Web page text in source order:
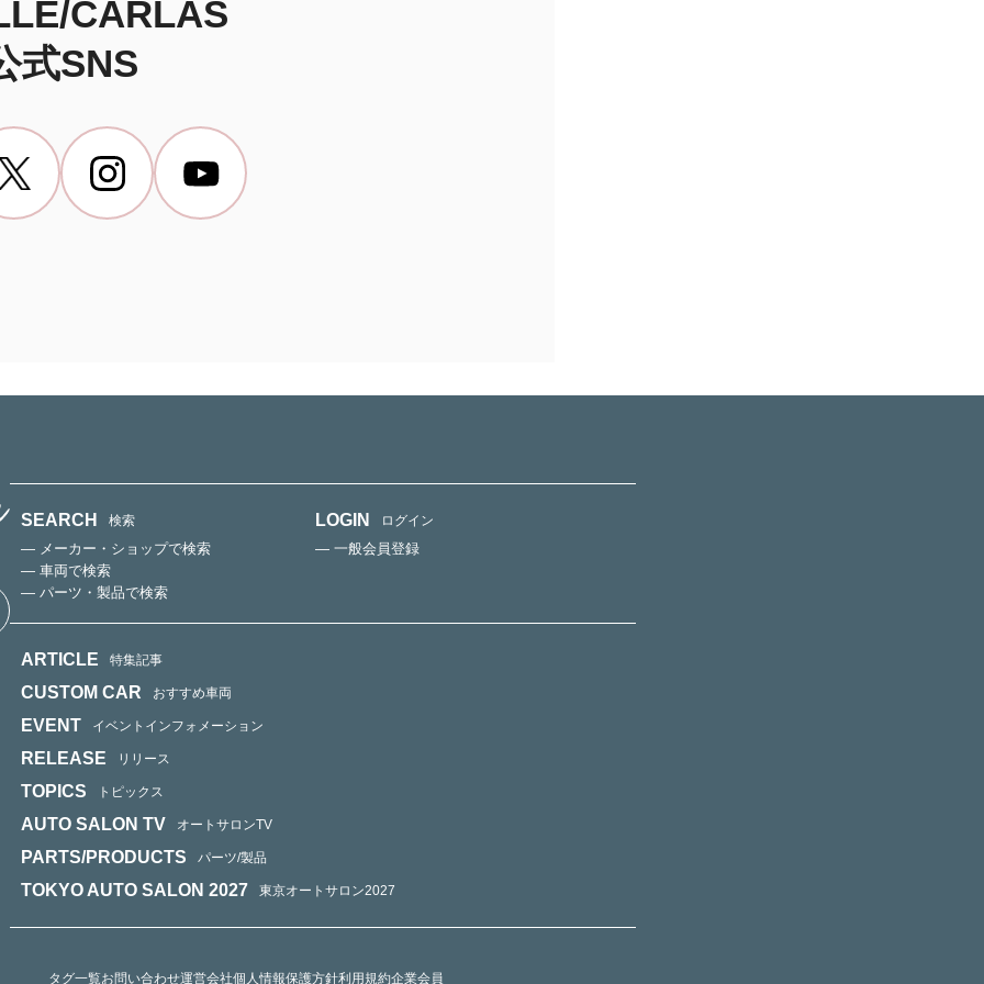
CARLAS
式SNS
SEARCH 検索
— メーカー・ショップで検索
— 車両で検索
— パーツ・製品で検索
LOGIN ログイン
— 一般会員登録
ARTICLE 特集記事
CUSTOM CAR おすすめ車両
EVENT イベントインフォメーション
RELEASE リリース
TOPICS トピックス
AUTO SALON TV オートサロンTV
PARTS/PRODUCTS パーツ/製品
TOKYO AUTO SALON 2027 東京オートサロン2027
タグ一覧お問い合わせ運営会社個人情報保護方針利用規約企業会員